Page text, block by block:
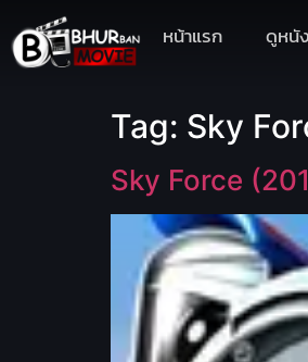
หน้าแรก ดูหนั
Tag: Sky
Sky Force